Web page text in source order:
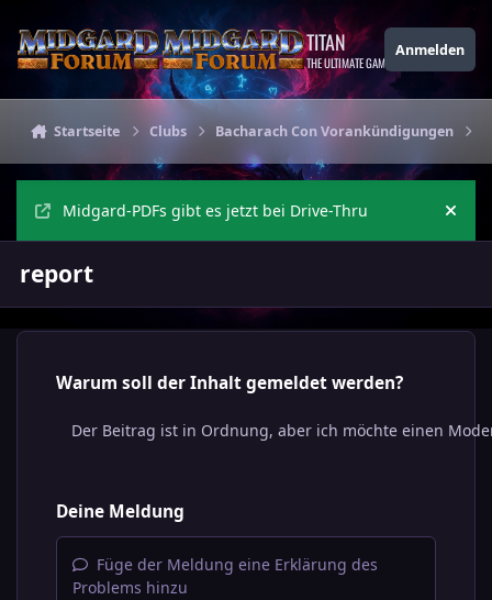
TITAN
THE ULTIMATE GAMING THEME
Anmelden
Startseite Clubs Bacharach Con Vorankündigungen
Midgard-PDFs gibt es jetzt bei Drive-Thru
report
Warum soll der Inhalt gemeldet werden?
Deine Meldung
Füge der Meldung eine Erklärung des
Problems hinzu